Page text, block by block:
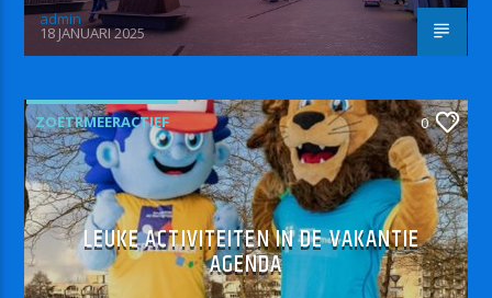
admin
18 JANUARI 2025
ZOETRMEERACTIEF 0
LEUKE ACTIVITEITEN IN DE VAKANTIE
AGENDA